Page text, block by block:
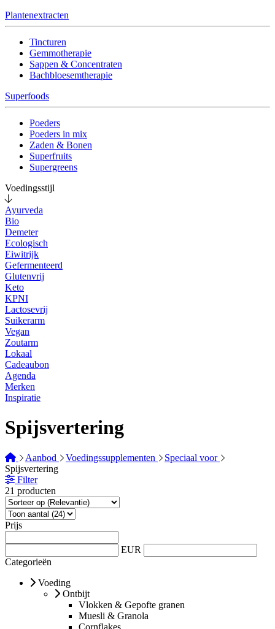
Plantenextracten
Tincturen
Gemmotherapie
Sappen & Concentraten
Bachbloesemtherapie
Superfoods
Poeders
Poeders in mix
Zaden & Bonen
Superfruits
Supergreens
Voedingsstijl
Ayurveda
Bio
Demeter
Ecologisch
Eiwitrijk
Gefermenteerd
Glutenvrij
Keto
KPNI
Lactosevrij
Suikerarm
Vegan
Zoutarm
Lokaal
Cadeaubon
Agenda
Merken
Inspiratie
Spijsvertering
Aanbod Voedingssupplementen
Speciaal voor
Spijsvertering
Filter
21 producten
Prijs
EUR
Categorieën
Voeding
Ontbijt
Vlokken & Gepofte granen
Muesli & Granola
Cornflakes